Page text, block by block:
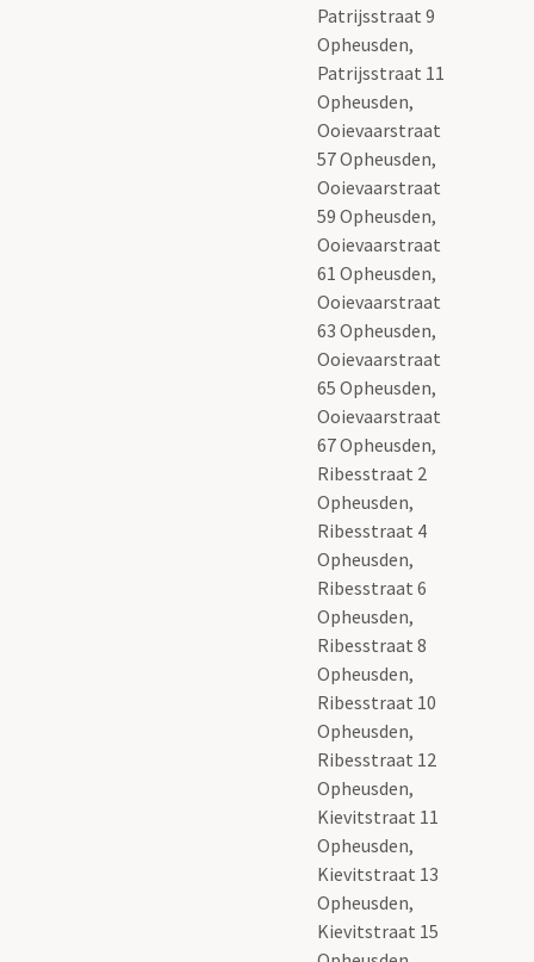
Patrijsstraat 9
Opheusden,
Patrijsstraat 11
Opheusden,
Ooievaarstraat
57 Opheusden,
Ooievaarstraat
59 Opheusden,
Ooievaarstraat
61 Opheusden,
Ooievaarstraat
63 Opheusden,
Ooievaarstraat
65 Opheusden,
Ooievaarstraat
67 Opheusden,
Ribesstraat 2
Opheusden,
Ribesstraat 4
Opheusden,
Ribesstraat 6
Opheusden,
Ribesstraat 8
Opheusden,
Ribesstraat 10
Opheusden,
Ribesstraat 12
Opheusden,
Kievitstraat 11
Opheusden,
Kievitstraat 13
Opheusden,
Kievitstraat 15